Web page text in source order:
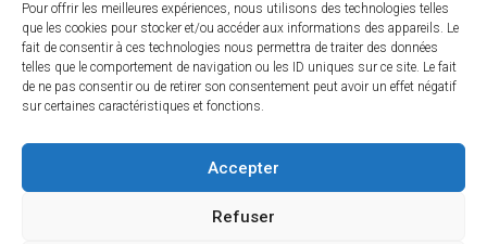
Pour offrir les meilleures expériences, nous utilisons des technologies telles
que les cookies pour stocker et/ou accéder aux informations des appareils. Le
fait de consentir à ces technologies nous permettra de traiter des données
telles que le comportement de navigation ou les ID uniques sur ce site. Le fait
de ne pas consentir ou de retirer son consentement peut avoir un effet négatif
sur certaines caractéristiques et fonctions.
Accepter
Refuser
contact@caphornier.frS’ouvre
dans
votre
application